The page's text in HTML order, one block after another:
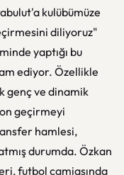
kulübümüze
diliyoruz"
yaptığı bu
ediyor. Özellikle
genç ve dinamik
geçirmeyi
hamlesi,
durumda. Özkan
futbol camiasında